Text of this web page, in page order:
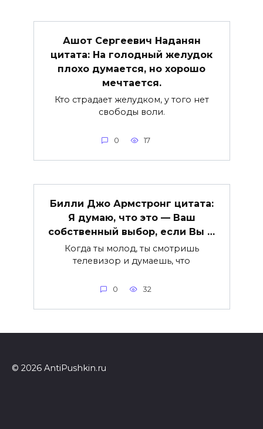
Ашот Сергеевич Наданян
цитата: На голодный желудок
плохо думается, но хорошо
мечтается.
Кто страдает желудком, у того нет
свободы воли.
0 17
Билли Джо Армстронг цитата:
Я думаю, что это — Ваш
собственный выбор, если Вы …
Когда ты молод, ты смотришь
телевизор и думаешь, что
0 32
© 2026 AntiPushkin.ru